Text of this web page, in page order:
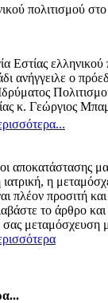
πολιτισμού
Εστίας ελληνικού
ανήγγειλε ο
κ. Γεώργιος
αποκατάστασης
ιατρική, η
πλέον προσιτή
το άρθρο
σας μεταμόσχευση